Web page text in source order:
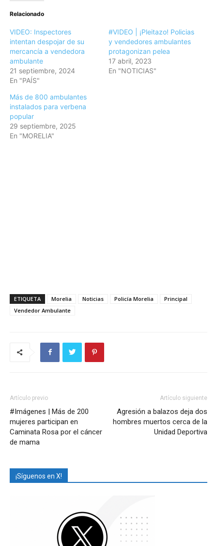
Relacionado
VIDEO: Inspectores
intentan despojar de su
mercancía a vendedora
ambulante
21 septiembre, 2024
En "PAÍS"
#VIDEO | ¡Pleitazo! Policias
y vendedores ambulantes
protagonizan pelea
17 abril, 2023
En "NOTICIAS"
Más de 800 ambulantes
instalados para verbena
popular
29 septiembre, 2025
En "MORELIA"
ETIQUETA Morelia Noticias Policía Morelia
Principal
Vendedor Ambulante
Artículo previo
#Imágenes | Más de 200
mujeres participan en
Caminata Rosa por el cáncer
de mama
Artículo siguiente
Agresión a balazos deja dos
hombres muertos cerca de la
Unidad Deportiva
¡Síguenos en X!